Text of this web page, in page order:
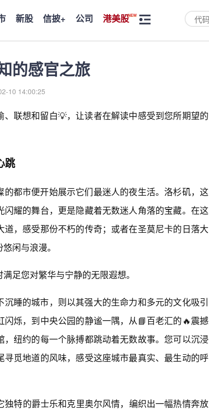
新股 信披+ 公司 港美股
的感官之旅
10 14:00:25
联想和留白💡，让读者在解读中感受到您所期望的
跳
的都市便开始展示它们最迷人的夜生活。洛杉矶，这
耀的舞台，更是隐藏着无数迷人角落的宝藏。在这
，感受那份不朽的传奇；或者在圣莫尼卡的日落大
闲与浪漫。
足您对繁华与宁静的无限遐想。
睡的城市，则以其强大的生命力和多元的文化吸引
烁，到中央公园的静谧一隅，从📘百老汇的🔥震撼
纽约的每一个脉搏都跳动着无数故事。您可以沉浸
觅地道的风味，感受这座城市最真实、最生动的呼
独特的爵士乐和克里奥尔风情，编织出一幅热情奔放